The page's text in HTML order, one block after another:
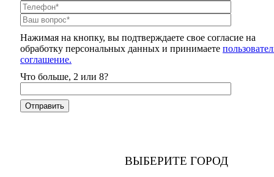
Нажимая на кнопку, вы подтверждаете свое согласие на
обработку персональных данных и принимаете
соглашение.
Что больше, 2 или 8?
ВЫБЕРИТЕ ГОРОД